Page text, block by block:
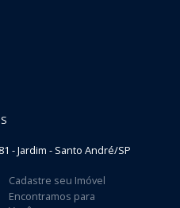
- Jardim - Santo André/SP
Cadastre seu Imóvel
Encontramos para